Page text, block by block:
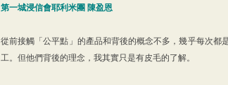
第一城浸信會耶利米團 陳盈恩
從前接觸「公平點」的產品和背後的概念不多，幾乎每次
工。但他們背後的理念，我其實只是有皮毛的了解。